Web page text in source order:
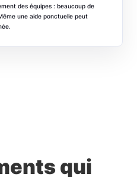
des équipes : beaucoup de
une aide ponctuelle peut
qui